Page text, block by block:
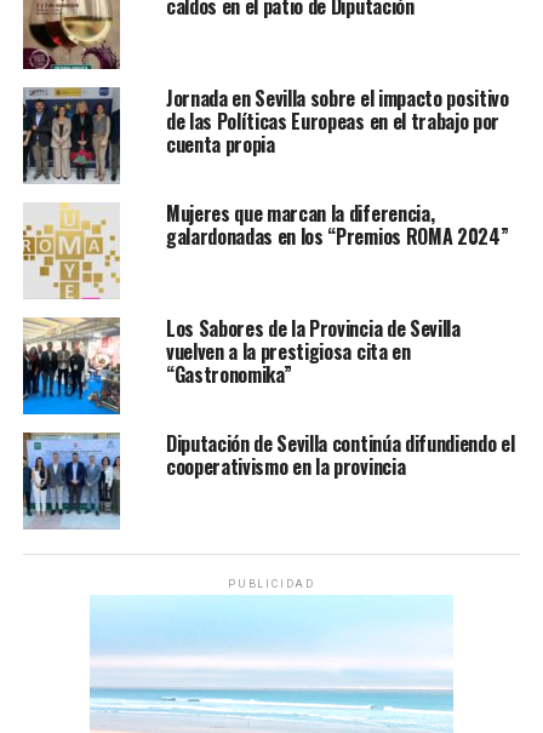
caldos en el patio de Diputación
Jornada en Sevilla sobre el impacto positivo
de las Políticas Europeas en el trabajo por
cuenta propia
Mujeres que marcan la diferencia,
galardonadas en los “Premios ROMA 2024”
Los Sabores de la Provincia de Sevilla
vuelven a la prestigiosa cita en
“Gastronomika”
Diputación de Sevilla continúa difundiendo el
cooperativismo en la provincia
PUBLICIDAD